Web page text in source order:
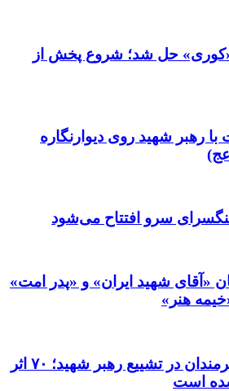
حل شد؛ شروع پخش از
با رهبر شهید روی دیوارنگاره
سرو افتتاح می‌شود
«آقای شهید ایران» و «پدر امت»
هنر»
حضور پررنگ هنرمندان در تشییع رهبر شهید؛ ۷۰ اثر
است